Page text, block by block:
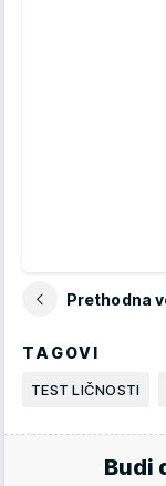
Prethodna
TAGOVI
TEST LIČNOSTI
Budi